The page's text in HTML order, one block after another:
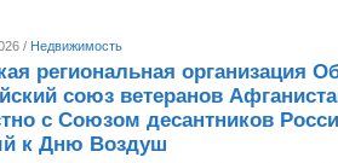
/ Недвижимость
региональная организация
союз ветеранов
с Союзом десантников
к Дню Воздуш